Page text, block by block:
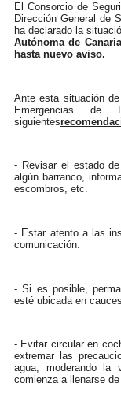
El Consorcio de
Dirección General de
ha declarado la
Autónoma de
hasta nuevo aviso.
Ante esta situación
Emergencias de
siguientes
- Revisar el estado
algún barranco,
escombros, etc.
- Estar atento a las
comunicación.
- Si es posible,
esté ubicada en
- Evitar circular en
extremar las
agua, moderando la
comienza a llenarse